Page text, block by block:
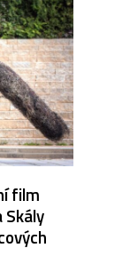
film